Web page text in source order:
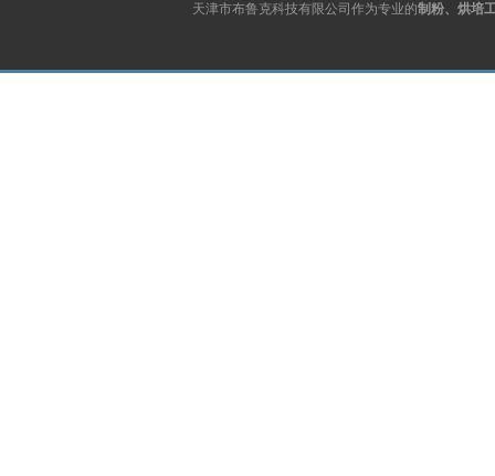
天津市布鲁克科技有限公司作为专业的制粉、烘培